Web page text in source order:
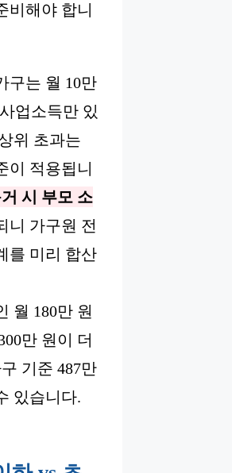
비해야 합니
구는 월 10만
업소득만 있
위 초과는
이 적용됩니
시 부모 소
니 가구원 전
를 미리 합산
월 180만 원
만 원이 더
기준 487만
있습니다.